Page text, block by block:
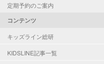
定期予約のご案内
コンテンツ
キッズライン総研
KIDSLINE記事一覧